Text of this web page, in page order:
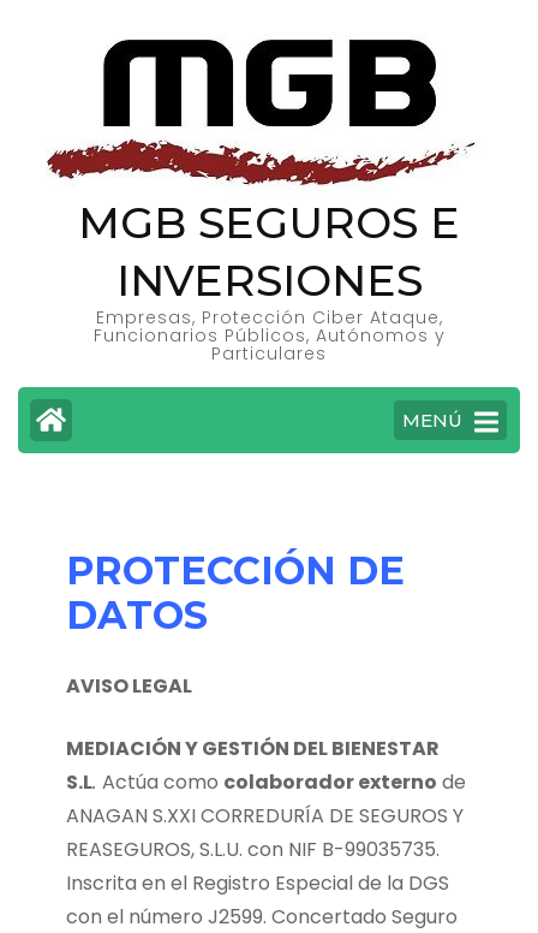
MGB SEGUROS E
INVERSIONES
Empresas, Protección Ciber Ataque,
Funcionarios Públicos, Autónomos y
Particulares
MENÚ
PROTECCIÓN DE
DATOS
AVISO LEGAL
MEDIACIÓN Y GESTIÓN DEL BIENESTAR
S.L. Actúa como colaborador externo de
ANAGAN S.XXI CORREDURÍA DE SEGUROS Y
REASEGUROS, S.L.U. con NIF B-99035735.
Inscrita en el Registro Especial de la DGS
con el número J2599. Concertado Seguro